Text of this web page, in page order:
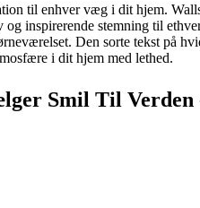
til enhver væg i dit hjem.
inspirerende stemning til
Den sorte tekst på
i dit hjem med lethed.
Smil Til